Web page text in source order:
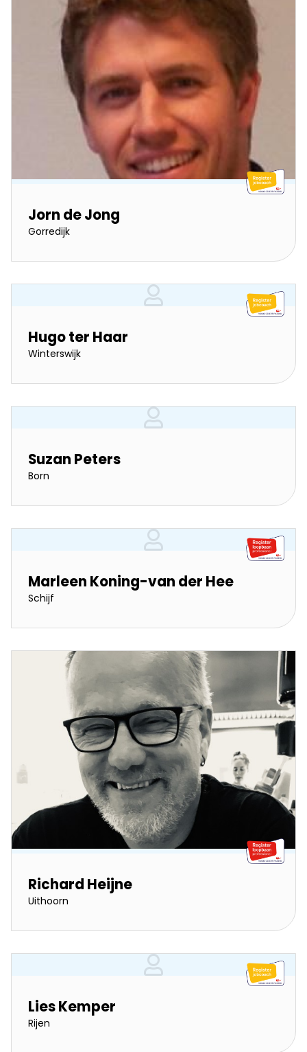
Jorn de Jong
Gorredijk
Hugo ter Haar
Winterswijk
Suzan Peters
Born
Marleen Koning-van der Hee
Schijf
Richard Heijne
Uithoorn
Lies Kemper
Rijen